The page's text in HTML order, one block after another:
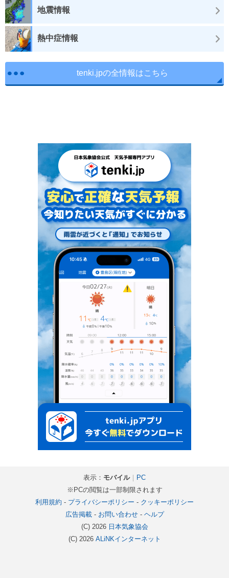
地震情報
熱中症情報
tenki.jpの全情報はこちら
表示： モバイル｜
PC
※PCの閲覧は一部制限されます
利用規約 - プライバシーポリシー - クッキーポリシー
広告掲載- お問い合わせ- ヘルプ
(C) 2026 日本気象協会
(C) 2026 ALiNKインターネット